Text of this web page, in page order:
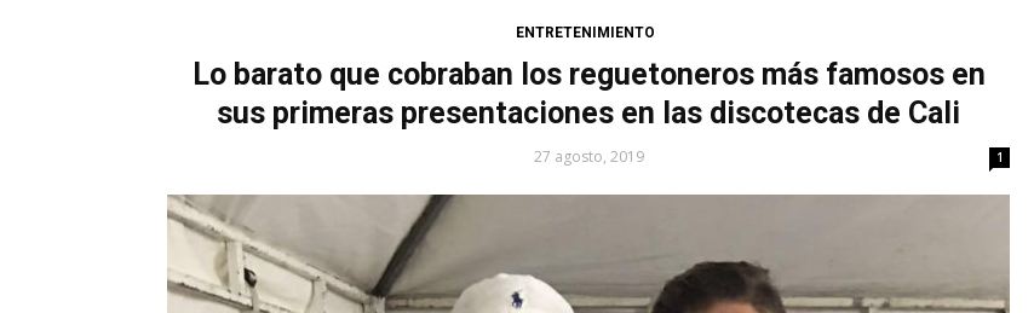
ENTRETENIMIENTO
Lo barato que cobraban los reguetoneros más famosos en
sus primeras presentaciones en las discotecas de Cali
27 agosto, 2019 1